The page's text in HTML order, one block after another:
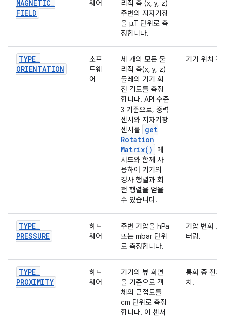
MAGNETIC_
FIELD
웨어
리적 축 (x, y, z)
주변의 지자기장
을 μT 단위로 측
정합니다.
TYPE_
ORIENTATION
소프
트웨
어
세 개의 모든 물
리적 축(x, y, z)
둘레의 기기 회
전 각도를 측정
합니다. API 수준
3 기준으로, 중력
센서와 지자기장
센서를 get
Rotation
Matrix( )
메
서드와 함께 사
용하여 기기의
경사 행렬과 회
전 행렬을 얻을
수 있습니다.
기기 위치 확
TYPE_
PRESSURE
하드
웨어
주변 기압을 hPa
또는 mbar 단위
로 측정합니다.
기압 변화 모
터링.
TYPE_
PROXIMITY
하드
웨어
기기의 뷰 화면
을 기준으로 객
체의 근접도를
cm 단위로 측정
합니다. 이 센서
통화 중 전화
치.